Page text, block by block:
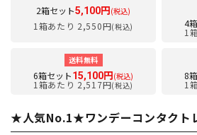
2箱セット5,100円 (税込)
1箱あたり 2,550円(税込) 4
1
送料無料
6箱セット15,100円 (税込)
1箱あたり 2,517円(税込)
8
1
★人気No.1★ワンデーコンタクト